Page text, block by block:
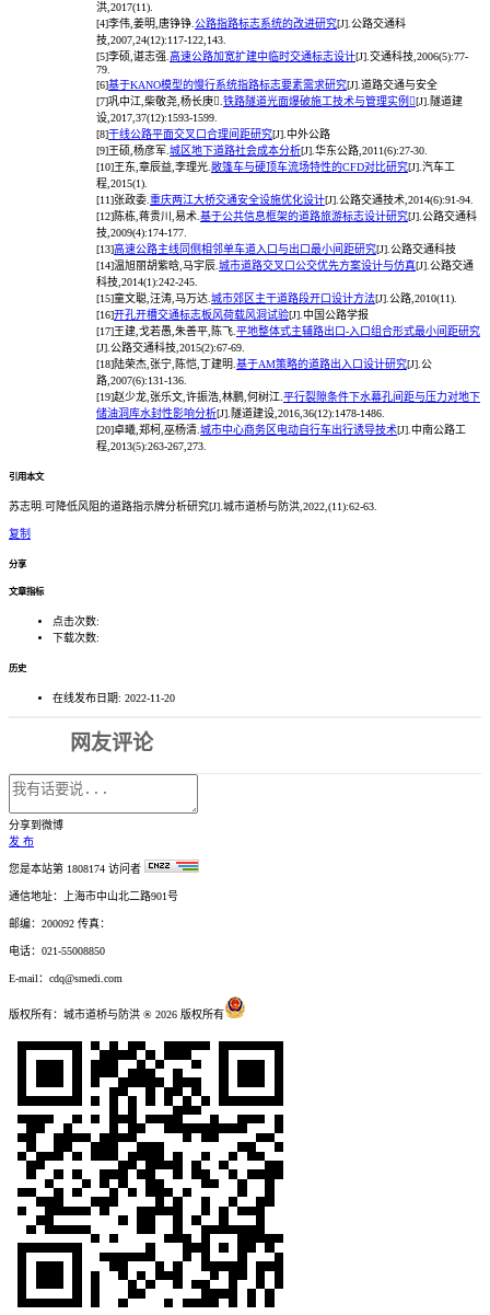
洪,2017(11).
[4]李伟,姜明,唐铮铮. 公路指路标志系统的改进研究[J].公路交通科
技,2007,24(12):117-122,143.
[5]李硕,谌志强. 高速公路加宽扩建中临时交通标志设计[J].交通科技,2006(5):77-
79.
[6]基于KANO模型的慢行系统指路标志要素需求研究[J].道路交通与安全
[7]巩中江,柴敬尧,杨长庚. 铁路隧道光面爆破施工技术与管理实例[J].隧道建
设,2017,37(12):1593-1599.
[8]干线公路平面交叉口合理间距研究[J].中外公路
[9]王硕,杨彦军. 城区地下道路社会成本分析[J].华东公路,2011(6):27-30.
[10]王东,章辰益,李理光. 敞篷车与硬顶车流场特性的CFD对比研究[J].汽车工
程,2015(1).
[11]张政委. 重庆两江大桥交通安全设施优化设计[J].公路交通技术,2014(6):91-94.
[12]陈栋,蒋贵川,易术. 基于公共信息框架的道路旅游标志设计研究[J].公路交通科
技,2009(4):174-177.
[13]高速公路主线同侧相邻单车道入口与出口最小间距研究[J].公路交通科技
[14]温旭丽胡紫晗,马宇辰. 城市道路交叉口公交优先方案设计与仿真[J].公路交通
科技,2014(1):242-245.
[15]童文聪,汪涛,马万达. 城市郊区主干道路段开口设计方法[J].公路,2010(11).
[16]开孔开槽交通标志板风荷载风洞试验[J].中国公路学报
[17]王建,戈若愚,朱善平,陈飞. 平地整体式主辅路出口-入口组合形式最小间距研究
[J].公路交通科技,2015(2):67-69.
[18]陆荣杰,张宁,陈恺,丁建明. 基于AM策略的道路出入口设计研究[J].公
路,2007(6):131-136.
[19]赵少龙,张乐文,许振浩,林鹏,何树江. 平行裂隙条件下水幕孔间距与压力对地下
储油洞库水封性影响分析[J].隧道建设,2016,36(12):1478-1486.
[20]卓曦,郑柯,巫杨清. 城市中心商务区电动自行车出行诱导技术[J].中南公路工
程,2013(5):263-267,273.
引用本文
苏志明.可降低风阻的道路指示牌分析研究[J].城市道桥与防洪,2022,(11):62-63.
复制
分享
文章指标
点击次数:
下载次数:
历史
在线发布日期: 2022-11-20
网友评论
分享到微博
发 布
您是本站第 1808174 访问者
通信地址：上海市中山北二路901号
邮编：200092 传真：
电话：021-55008850
E-mail：cdq@smedi.com
版权所有：城市道桥与防洪 ® 2026 版权所有